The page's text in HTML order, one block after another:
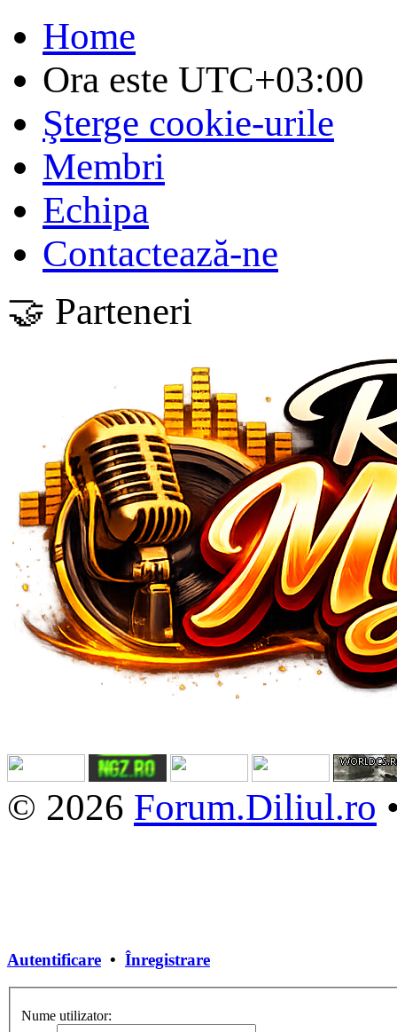
Home
Ora este UTC+03:00
Şterge cookie-urile
Membri
Echipa
Contactează-ne
🤝 Parteneri
© 2026 Forum.Diliul.ro
Autentificare • Înregistrare
Nume utilizator: